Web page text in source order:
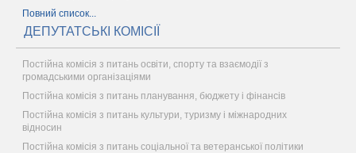
Повний список...
ДЕПУТАТСЬКІ КОМІСІЇ
Постійна комісія з питань освіти, спорту та взаємодії з
громадськими організаціями
Постійна комісія з питань планування, бюджету і фінансів
Постійна комісія з питань культури, туризму і міжнародних
відносин
Постійна комісія з питань соціальної та ветеранської політики